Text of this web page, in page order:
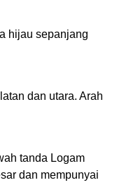
hijau sepanjang
dan utara. Arah
tanda Logam
dan mempunyai